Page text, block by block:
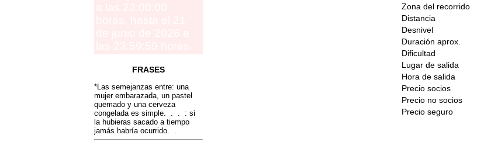
FRASES
*Las semejanzas entre: una
mujer embarazada, un pastel
quemado y una cerveza
congelada es simple. . . : si
la hubieras sacado a tiempo
jamás habría ocurrido. .
Zona del recorrido
Distancia
Desnivel
Duración aprox.
Dificultad
Lugar de salida
Hora de salida
Precio socios
Precio no socios
Precio seguro